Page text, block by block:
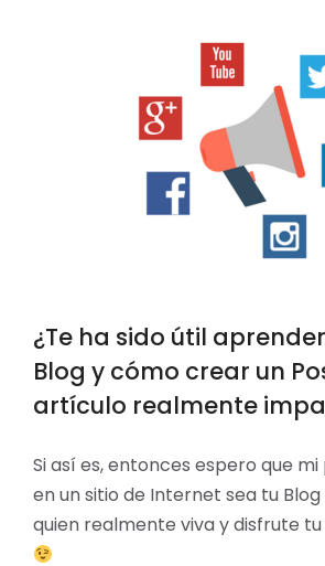
¿Te ha sido útil
Blog y cómo crear un
artículo realmente
Si así es, entonces espero que
en un sitio de Internet sea tu Blog
quien realmente viva y disfrute